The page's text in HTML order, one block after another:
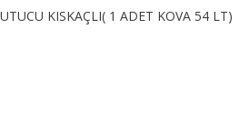
KISKAÇLI( 1 ADET KOVA 54 LT)